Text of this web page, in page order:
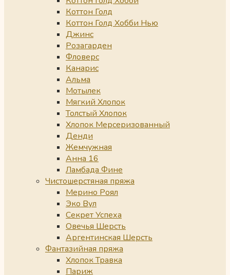
Коттон Голд
Коттон Голд Хобби Нью
Джинс
Розагарден
Фловерс
Канарис
Альма
Мотылек
Мягкий Хлопок
Толстый Хлопок
Хлопок Мерсеризованный
Денди
Жемчужная
Анна 16
Ламбада Фине
Чистошерстяная пряжа
Мерино Роял
Эко Вул
Секрет Успеха
Овечья Шерсть
Аргентинская Шерсть
Фантазийная пряжа
Хлопок Травка
Париж